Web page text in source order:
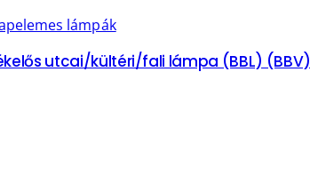
lámpák
utcai/kültéri/fali lámpa (BBL) (BBV)